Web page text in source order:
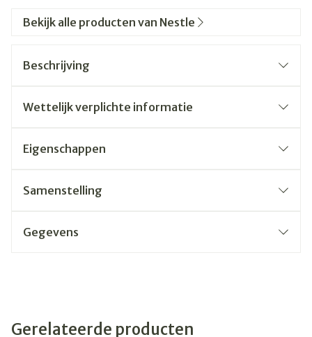
Bekijk alle producten van Nestle
Beschrijving
Wettelijk verplichte informatie
Eigenschappen
Samenstelling
Gegevens
Gerelateerde producten